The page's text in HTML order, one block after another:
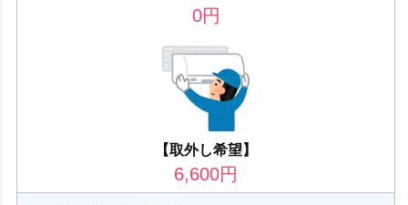
0円
【取外し希望】
6,600円